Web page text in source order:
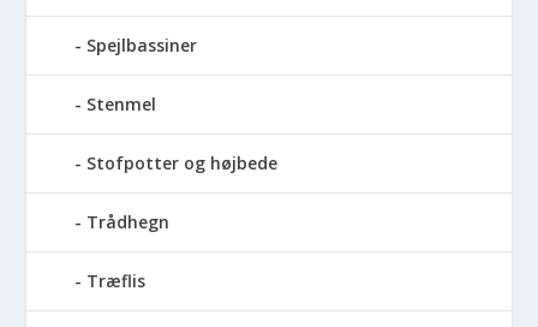
Spejlbassiner
Stenmel
Stofpotter og højbede
Trådhegn
Træflis